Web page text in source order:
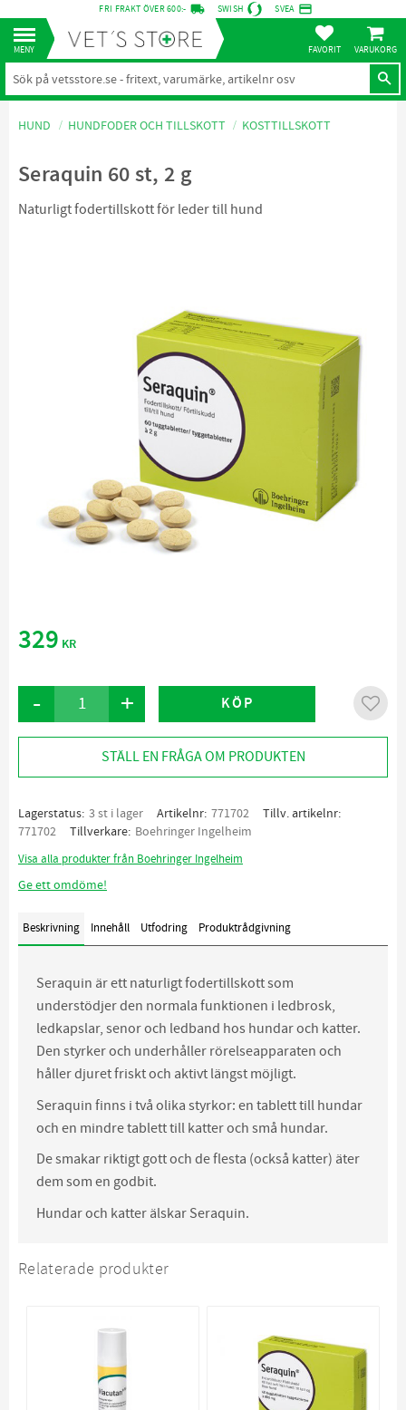
Meny
FRI FRAKT ÖVER 600:- local_shipping SWISH SVEA credit_card
FAVORITER
HUND HUNDFODER OCH TILLSKOTT KOSTTILLSKOTT
Seraquin 60 st, 2 g
Naturligt fodertillskott för leder till hund
329 KR
+
- KÖP Lägg
STÄLL EN FRÅGA OM PRODUKTEN
Lagerstatus 3 st i lager Artikelnr 771702
Tillv. artikelnr
771702
Tillverkare Boehringer Ingelheim
Visa alla produkter från Boehringer Ingelheim
Ge ett omdöme!
Beskrivning Innehåll Utfodring Produktrådgivning
Seraquin är ett naturligt fodertillskott som
understödjer den normala funktionen i ledbrosk,
ledkapslar, senor och ledband hos hundar och katter.
Den styrker och underhåller rörelseapparaten och
håller djuret friskt och aktivt längst möjligt.
Seraquin finns i två olika styrkor: en tablett till hundar
och en mindre tablett till katter och små hundar.
De smakar riktigt gott och de flesta (också katter) äter
dem som en godbit.
Hundar och katter älskar Seraquin.
Relaterade produkter